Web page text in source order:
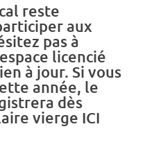
reste
aux
pas à
licencié
à jour. Si vous
année, le
dès
vierge ICI